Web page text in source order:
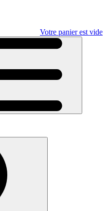
Votre panier est vide